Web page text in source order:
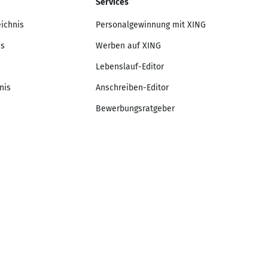
Services
Personalgewinnung mit XING
Werben auf XING
Lebenslauf-Editor
Anschreiben-Editor
Bewerbungsratgeber